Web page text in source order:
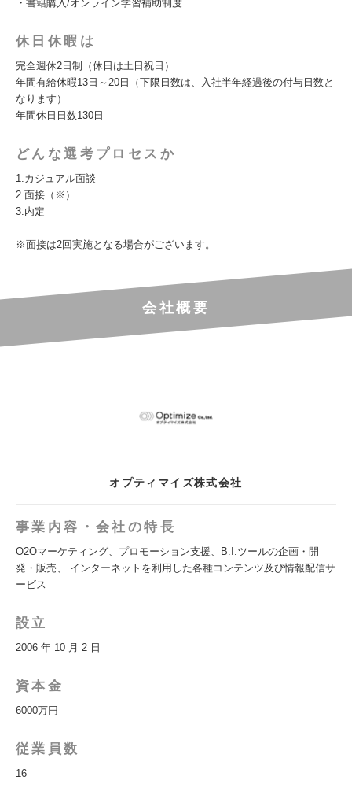
・書籍購入/オンライン学習補助制度
休日休暇は
完全週休2日制（休日は土日祝日）
年間有給休暇13日～20日（下限日数は、入社半年経過後の付与日数と
なります）
年間休日日数130日
どんな選考プロセスか
1.カジュアル面談
2.面接（※）
3.内定
※面接は2回実施となる場合がございます。
会社概要
オプティマイズ株式会社
事業内容・会社の特長
O2Oマーケティング、プロモーション支援、B.I.ツールの企画・開
発・販売、 インターネットを利用した各種コンテンツ及び情報配信サ
ービス
設立
2006 年 10 月 2 日
資本金
6000万円
従業員数
16